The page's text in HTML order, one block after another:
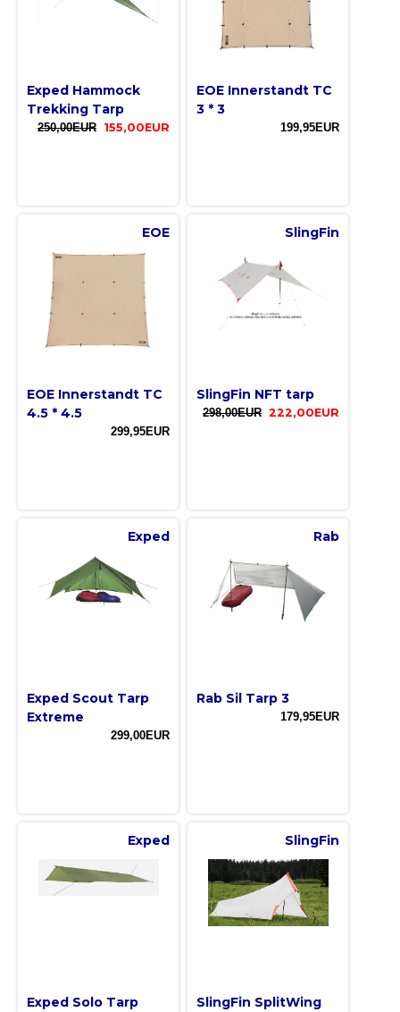
Exped Hammock
Trekking Tarp
250,00EUR 155,00EUR
EOE Innerstandt TC
3 * 3
199,95EUR
EOE
EOE Innerstandt TC
4.5 * 4.5
299,95EUR
SlingFin
SlingFin NFT tarp
298,00EUR 222,00EUR
Exped
Exped Scout Tarp
Extreme
299,00EUR
Rab
Rab Sil Tarp 3
179,95EUR
Exped
Exped Solo Tarp
SlingFin
SlingFin SplitWing